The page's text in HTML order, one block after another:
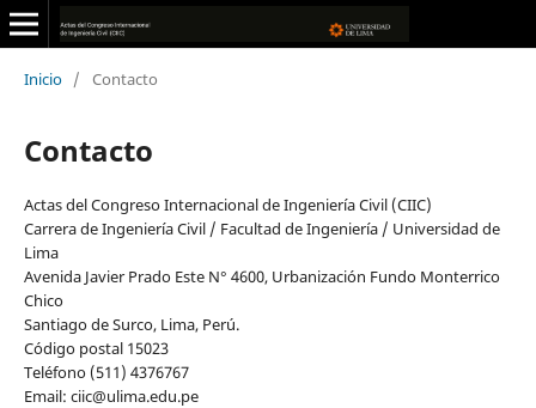
Inicio / Contacto
Contacto
Actas del Congreso Internacional de Ingeniería Civil (CIIC)
Carrera de Ingeniería Civil / Facultad de Ingeniería / Universidad de
Lima
Avenida Javier Prado Este N° 4600, Urbanización Fundo Monterrico
Chico
Santiago de Surco, Lima, Perú.
Código postal 15023
Teléfono (511) 4376767
Email: ciic@ulima.edu.pe